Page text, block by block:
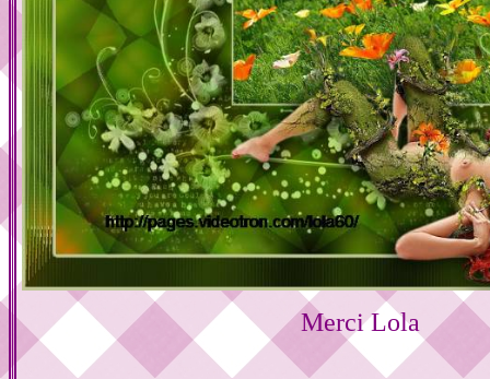
Merci Lola